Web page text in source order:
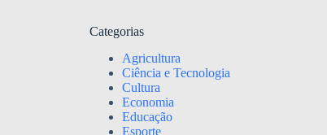
Categorias
Agricultura
Ciência e Tecnologia
Cultura
Economia
Educação
Esporte